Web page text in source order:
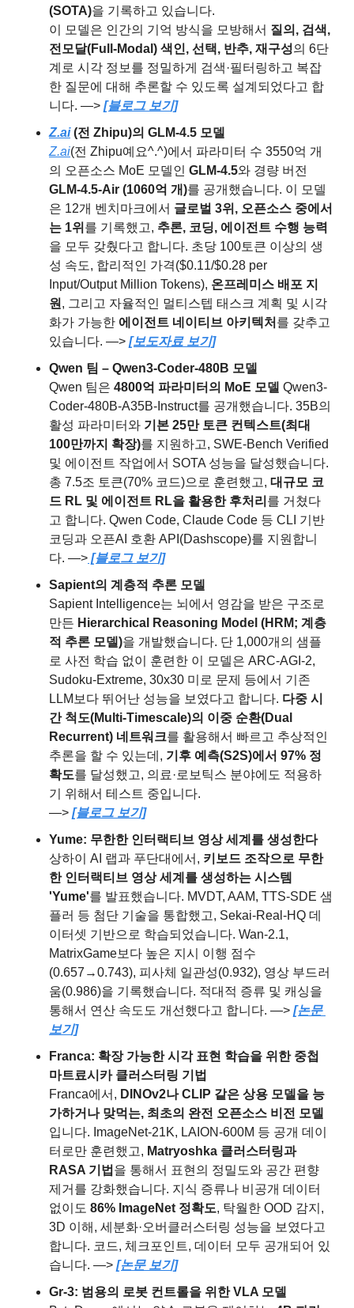
(SOTA)을 기록하고 있습니다.
이 모델은 인간의 기억 방식을 모방해서 질의, 검색,
전모달(Full-Modal) 색인, 선택, 반추, 재구성의 6단
계로 시각 정보를 정밀하게 검색·필터링하고 복잡
한 질문에 대해 추론할 수 있도록 설계되었다고 합
니다. —> [블로그 보기]
Z.ai (전 Zhipu)의 GLM-4.5 모델
Z.ai(전 Zhipu예요^.^)에서 파라미터 수 3550억 개
의 오픈소스 MoE 모델인 GLM-4.5
GLM-4.5-Air (1060억 개)를 공개했습니다. 이 모델
은 12개 벤치마크에서 글로벌 3위, 오픈소스 중에서
는 1위 를 기록했고, 추론, 코딩, 에이전트 수행 능력
을 모두 갖췄다고 합니다. 초당 100토큰 이상의 생
성 속도, 합리적인 가격($0.11/$0.28 per
Input/Output Million Tokens), 온프레미스 배포 지
원 , 그리고 자율적인 멀티스텝 태스크 계획 및 시각
화가 가능한 에이전트 네이티브 아키텍처 를 갖추고
있습니다. —> [보도자료 보기]
Qwen 팀 – Qwen3-Coder-480B 모델
Qwen 팀은 4800억 파라미터의 MoE 모델 Qwen3-
Coder-480B-A35B-Instruct를 공개했습니다. 35B의
활성 파라미터와 기본 25만 토큰 컨텍스트(최대
100만까지 확장)를 지원하고, SWE-Bench Verified
및 에이전트 작업에서 SOTA 성능을 달성했습니다.
총 7.5조 토큰(70% 코드)으로 훈련했고, 대규모 코
드 RL 및 에이전트 RL을 활용한 후처리 를 거쳤다
고 합니다. Qwen Code, Claude Code 등 CLI 기반
코딩과 오픈AI 호환 API(Dashscope)를 지원합니
다. —> [블로그 보기]
Sapient의 계층적 추론 모델
Sapient Intelligence는 뇌에서 영감을 받은 구조로
만든 Hierarchical Reasoning Model (HRM; 계층
적 추론 모델)을 개발했습니다. 단 1,000개의 샘플
로 사전 학습 없이 훈련한 이 모델은 ARC-AGI-2,
Sudoku-Extreme, 30x30 미로 문제 등에서 기존
LLM보다 뛰어난 성능을 보였다고 합니다. 다중 시
간 척도(Multi-Timescale)의 이중 순환(Dual
Recurrent) 네트워크를 활용해서 빠르고 추상적인
추론을 할 수 있는데, 기후 예측(S2S)에서 97% 정
확도를 달성했고, 의료·로보틱스 분야에도 적용하
기 위해서 테스트 중입니다.
—> [블로그 보기]
Yume: 무한한 인터랙티브 영상 세계를 생성한다
상하이 AI 랩과 푸단대에서, 키보드 조작으로 무한
한 인터랙티브 영상 세계를 생성하는 시스템
'Yume'를 발표했습니다. MVDT, AAM, TTS-SDE 샘
플러 등 첨단 기술을 통합했고, Sekai-Real-HQ 데
이터셋 기반으로 학습되었습니다. Wan-2.1,
MatrixGame보다 높은 지시 이행 점수
(0.657→0.743), 피사체 일관성(0.932), 영상 부드러
움(0.986)을 기록했습니다. 적대적 증류 및 캐싱을
통해서 연산 속도도 개선했다고 합니다. —> [논문
보기]
Franca: 확장 가능한 시각 표현 학습을 위한 중첩
마트료시카 클러스터링 기법
Franca에서, DINOv2나 CLIP 같은 상용 모델을 능
가하거나 맞먹는, 최초의 완전 오픈소스 비전 모델
입니다. ImageNet-21K, LAION-600M 등 공개 데이
터로만 훈련했고, Matryoshka 클러스터링과
RASA 기법 을 통해서 표현의 정밀도와 공간 편향
제거를 강화했습니다. 지식 증류나 비공개 데이터
없이도 86% ImageNet 정확도, 탁월한 OOD 감지,
3D 이해, 세분화·오버클러스터링 성능을 보였다고
합니다. 코드, 체크포인트, 데이터 모두 공개되어 있
습니다. —> [논문 보기]
Gr-3: 범용의 로봇 컨트롤을 위한 VLA 모델